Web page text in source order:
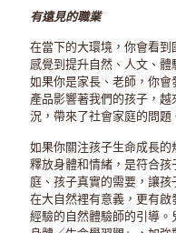
有遠見的職業
在當下的大環境，你會看
感覺到提升自然、人文、
如果你是家長、老師，你
產品影響著我們的孩子，
況，帶來了社會家庭的問題
如果你關注孩子生命成長
釋放身體和情緒，是符合
庭、孩子真實的需要，讓
在大自然裡有意義，更有
經驗的自然體驗師的引導